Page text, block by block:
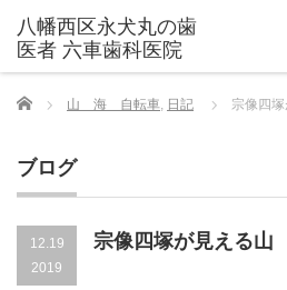
Home 山 海 自転車, 日記 宗像四
ブログ
12.19
2019
宗像四塚が見える山